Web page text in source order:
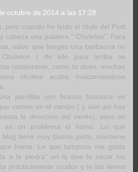
octubre de 2014 a las 17:28
peto cuando he leído el título del Post
cabeza una palabra " Chuleton". Para
salvo que tengas una barbacoa no
( de kilo para arriba se
restaurante, como tu dices, muchas
chuleta acaba malcomiendose
parrillita con brasas funciona en
comes en el campo ( y aún así hay
la dirección del viento), pero en
es un problema el humo. Lo que
tiene muy buena pinta, mantiene
humo. Lo que tampoco me gusta
a la piedra" en la que te sacar los
prácticamente crudos y te los tienes